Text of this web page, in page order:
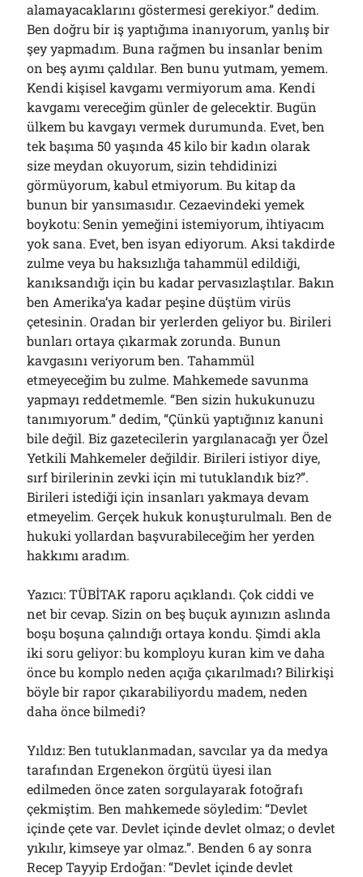
alamayacaklarını göstermesi gerekiyor.” dedim.
Ben doğru bir iş yaptığıma inanıyorum, yanlış bir
şey yapmadım. Buna rağmen bu insanlar benim
on beş ayımı çaldılar. Ben bunu yutmam, yemem.
Kendi kişisel kavgamı vermiyorum ama. Kendi
kavgamı vereceğim günler de gelecektir. Bugün
ülkem bu kavgayı vermek durumunda. Evet, ben
tek başıma 50 yaşında 45 kilo bir kadın olarak
size meydan okuyorum, sizin tehdidinizi
görmüyorum, kabul etmiyorum. Bu kitap da
bunun bir yansımasıdır. Cezaevindeki yemek
boykotu: Senin yemeğini istemiyorum, ihtiyacım
yok sana. Evet, ben isyan ediyorum. Aksi takdirde
zulme veya bu haksızlığa tahammül edildiği,
kanıksandığı için bu kadar pervasızlaştılar. Bakın
ben Amerika’ya kadar peşine düştüm virüs
çetesinin. Oradan bir yerlerden geliyor bu. Birileri
bunları ortaya çıkarmak zorunda. Bunun
kavgasını veriyorum ben. Tahammül
etmeyeceğim bu zulme. Mahkemede savunma
yapmayı reddetmemle. “Ben sizin hukukunuzu
tanımıyorum.” dedim, “Çünkü yaptığınız kanuni
bile değil. Biz gazetecilerin yargılanacağı yer Özel
Yetkili Mahkemeler değildir. Birileri istiyor diye,
sırf birilerinin zevki için mi tutuklandık biz?”.
Birileri istediği için insanları yakmaya devam
etmeyelim. Gerçek hukuk konuşturulmalı. Ben de
hukuki yollardan başvurabileceğim her yerden
hakkımı aradım.
Yazıcı: TÜBİTAK raporu açıklandı. Çok ciddi ve
net bir cevap. Sizin on beş buçuk ayınızın aslında
boşu boşuna çalındığı ortaya kondu. Şimdi akla
iki soru geliyor: bu komployu kuran kim ve daha
önce bu komplo neden açığa çıkarılmadı? Bilirkişi
böyle bir rapor çıkarabiliyordu madem, neden
daha önce bilmedi?
Yıldız: Ben tutuklanmadan, savcılar ya da medya
tarafından Ergenekon örgütü üyesi ilan
edilmeden önce zaten sorgulayarak fotoğrafı
çekmiştim. Ben mahkemede söyledim: “Devlet
içinde çete var. Devlet içinde devlet olmaz; o devlet
yıkılır, kimseye yar olmaz.”. Benden 6 ay sonra
Recep Tayyip Erdoğan: “Devlet içinde devlet